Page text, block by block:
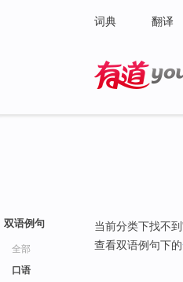
词典 翻译
双语例句
全部
口语
当前分类下找不
查看双语例句下的